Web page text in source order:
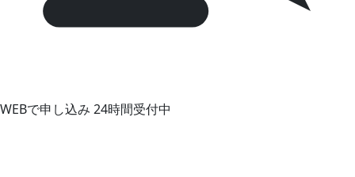
WEBで申し込み 24時間受付中